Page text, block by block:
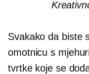
Svakako da biste
omotnicu s
tvrtke koje se